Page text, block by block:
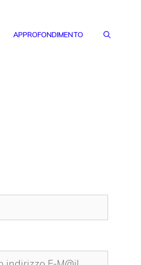
APPROFONDIMENTO